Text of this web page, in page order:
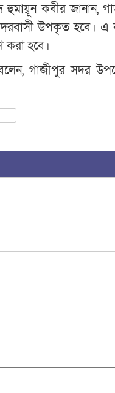
কবীর জানান,
উপকৃত হবে। এ
করা হবে।
সদর উপজেলা